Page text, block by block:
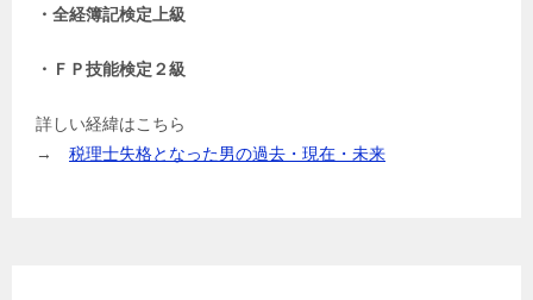
・全経簿記検定上級
・ＦＰ技能検定２級
詳しい経緯はこちら
→ 税理士失格となった男の過去・現在・未来